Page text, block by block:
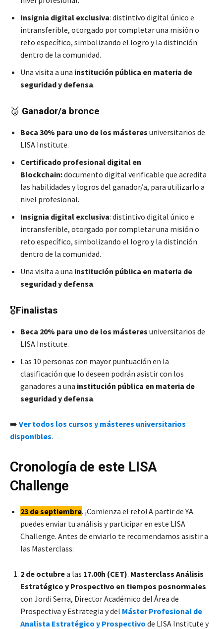
Insignia digital exclusiva: distintivo digital único e
intransferible, otorgado por completar una misión o
reto específico, simbolizando el logro y la distinción
dentro de la comunidad.
Una visita a una institución pública en materia de
seguridad y defensa.
🥉 Ganador/a bronce
Beca 30% para uno de los másteres universitarios de
LISA Institute.
Certificado profesional digital en
Blockchain:documento digital verificable que acredita
las habilidades y logros del ganador/a, para utilizarlo a
nivel profesional.
Insignia digital exclusiva: distintivo digital único e
intransferible, otorgado por completar una misión o
reto específico, simbolizando el logro y la distinción
dentro de la comunidad.
Una visita a una institución pública en materia de
seguridad y defensa.
🎖️Finalistas
Beca 20% para uno de los másteres universitarios de
LISA Institute.
Las 10 personas con mayor puntuación en la
clasificación que lo deseen podrán asistir con los
ganadores a una institución pública en materia de
seguridad y defensa.
➡️ Ver todos los cursos y másteres universitarios
disponibles.
Cronología de este LISA
Challenge
23 de septiembre. ¡Comienza el reto! A partir de YA
puedes enviar tu análisis y participar en este LISA
Challenge. Antes de enviarlo te recomendamos asistir a
las Masterclass:
2 de octubrea las 17.00h (CET). Masterclass Análisis
Estratégico y Prospectivo en tiempos posnormales
con Jordi Serra, Director Académico del Área de
Prospectiva y Estrategia y del Máster Profesional de
Analista Estratégico y Prospectivo de LISA Institute y